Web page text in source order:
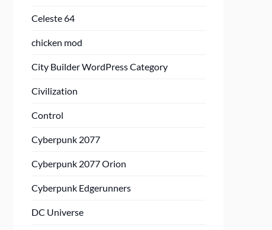
Celeste 64
chicken mod
City Builder WordPress Category
Civilization
Control
Cyberpunk 2077
Cyberpunk 2077 Orion
Cyberpunk Edgerunners
DC Universe